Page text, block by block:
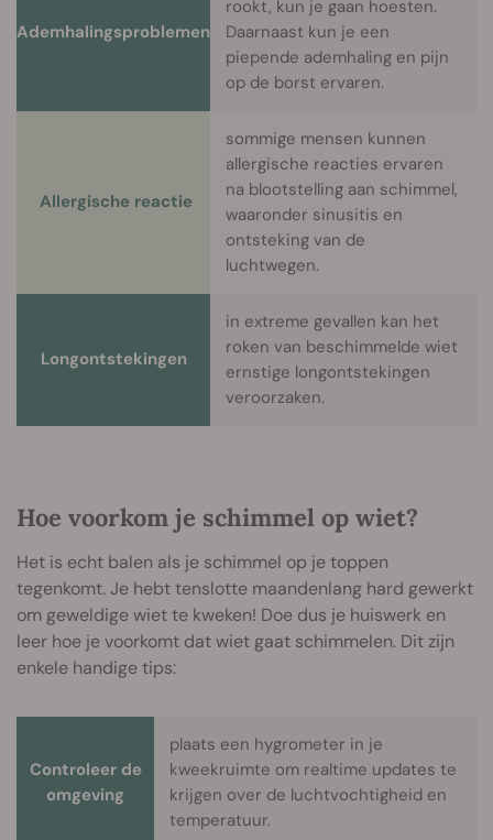
Ademhalingsproblemen
rookt, kun je gaan hoesten.
Daarnaast kun je een
piepende ademhaling en pijn
op de borst ervaren.
Allergische reactie
sommige mensen kunnen
allergische reacties ervaren
na blootstelling aan schimmel,
waaronder sinusitis en
ontsteking van de
luchtwegen.
Longontstekingen
in extreme gevallen kan het
roken van beschimmelde wiet
ernstige longontstekingen
veroorzaken.
Hoe voorkom je schimmel op wiet?
Het is echt balen als je schimmel op je toppen
tegenkomt. Je hebt tenslotte maandenlang hard gewerkt
om geweldige wiet te kweken! Doe dus je huiswerk en
leer hoe je voorkomt dat wiet gaat schimmelen. Dit zijn
enkele handige tips:
Controleer de
omgeving
plaats een hygrometer in je
kweekruimte om realtime updates te
krijgen over de luchtvochtigheid en
temperatuur.